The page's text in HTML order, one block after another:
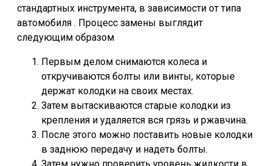
стандартных инструмента, в зависимости от типа
автомобиля . Процесс замены выглядит
следующим образом
Первым делом снимаются колеса и
откручиваются болты или винты, которые
держат колодки на своих местах.
Затем вытаскиваются старые колодки из
крепления и удаляется вся грязь и ржавчина.
После этого можно поставить новые колодки
в заднюю передачу и надеть болты.